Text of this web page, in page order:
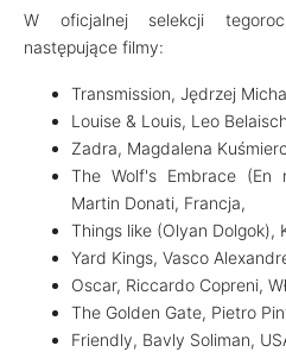
W oficjalnej selekcji
następujące filmy:
Transmission, Jędrzej
Louise & Louis, Leo
Zadra, Magdalena
The Wolf's Embrace (En
Martin Donati, Francja,
Things like (Olyan Dolgok),
Yard Kings, Vasco
Oscar, Riccardo Copreni,
The Golden Gate, Pietro
Friendly, Bavly Soliman,